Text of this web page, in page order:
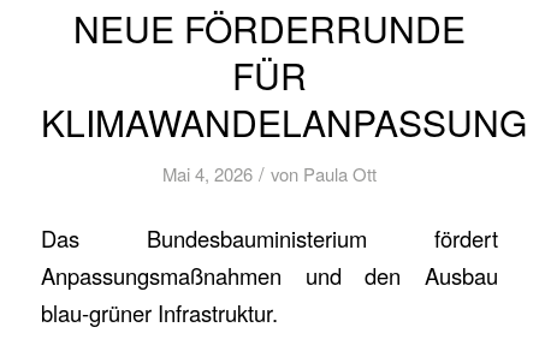
NEUE FÖRDERRUNDE
FÜR
KLIMAWANDELANPASSUNG
Mai 4, 2026 / von Paula Ott
Das Bundesbauministerium fördert
Anpassungsmaßnahmen und den Ausbau
blau-grüner Infrastruktur.